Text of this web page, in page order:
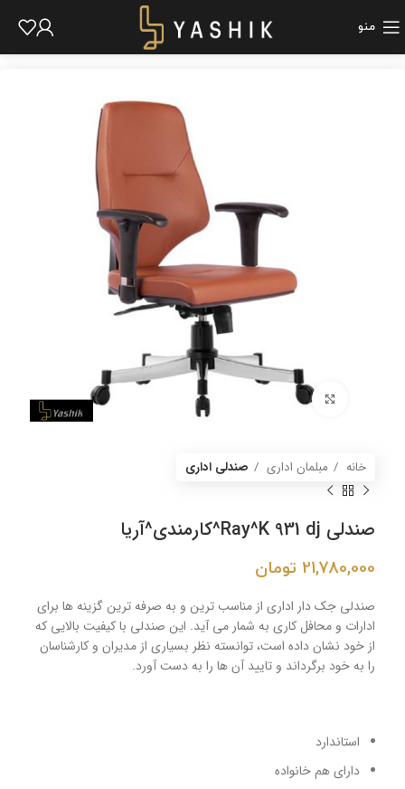
منو
برای بزرگنمایی کلیک کنید
خانه مبلمان اداری صندلی اداری
صندلی Ray^K 931 dj^کارمندی^آریا
21,780,000 تومان
صندلی جک دار اداری از مناسب ترین و به صرفه ترین گزینه ها برای
ادارات و محافل کاری به شمار می آید. این صندلی با کیفیت بالایی که
از خود نشان داده است، توانسته نظر بسیاری از مدیران و کارشناسان
را به خود برگرداند و تایید آن ها را به دست آورد.
استاندارد
دارای هم خانواده